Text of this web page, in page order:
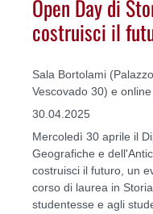
Open Day di
costruisci il
Sala Bortolami
Vescovado 30) e online
30.04.2025
Mercoledì 30 aprile il
Geografiche e
costruisci il futuro, un
corso di laurea in
studentesse e agli